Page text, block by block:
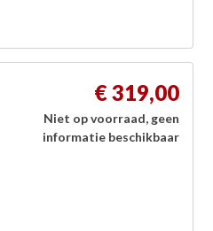
€ 319,00
Niet op voorraad, geen
informatie beschikbaar